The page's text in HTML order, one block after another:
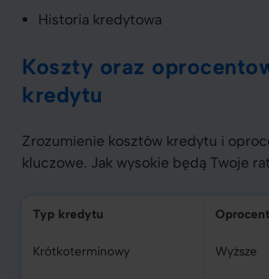
Historia kredytowa
Koszty oraz
kredytu
Zrozumienie kosztów kredytu i
kluczowe. Jak wysokie będą Twoje
Typ kredytu
Krótkoterminowy Wyższe